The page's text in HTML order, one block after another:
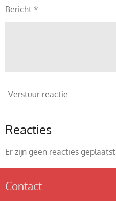
Bericht *
Verstuur reactie
Reacties
Er zijn geen reacties geplaatst.
Contact